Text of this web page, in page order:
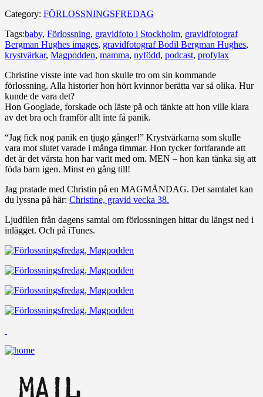
Category: FÖRLOSSNINGSFREDAG
Tags:baby, Förlossning, gravidfoto i Stockholm, gravidfotograf
Bergman Hughes images, gravidfotograf Bodil Bergman Hughes,
krystvärkar, Magpodden, mamma, nyfödd, podcast, profylax
Christine visste inte vad hon skulle tro om sin kommande
förlossning. Alla historier hon hört kvinnor berätta var så olika. Hur
kunde de vara det?
Hon Googlade, forskade och läste på och tänkte att hon ville klara
av det bra och framför allt inte få panik.
“Jag fick nog panik en tjugo gånger!” Krystvärkarna som skulle
vara mot slutet varade i många timmar. Hon tycker fortfarande att
det är det värsta hon har varit med om. MEN – hon kan tänka sig att
föda barn igen. Minst en gång till!
Jag pratade med Christin på en MAGMÅNDAG. Det samtalet kan
du lyssna på här: Christine, gravid vecka 38.
Ljudfilen från dagens samtal om förlossningen hittar du längst ned i
inlägget. Och på iTunes.